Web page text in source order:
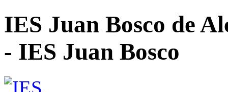
IES Juan Bosco de
- IES Juan Bosco